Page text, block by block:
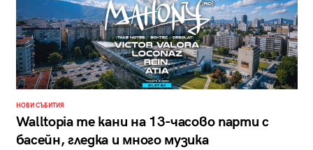
НОВИ СЪБИТИЯ
Walltopia те кани на 13-часово парти с
басейн, гледка и много музика